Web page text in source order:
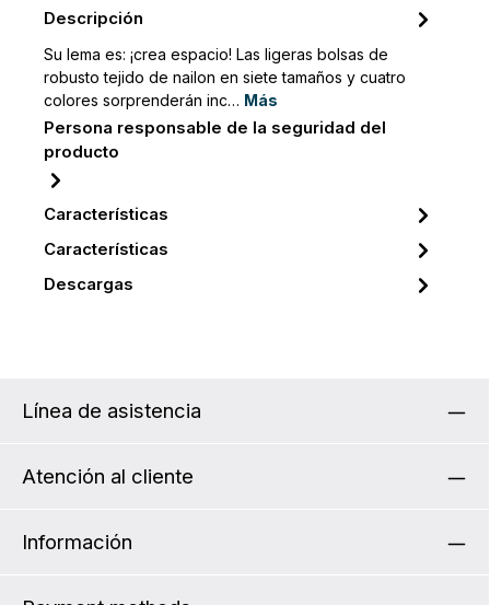
Descripción
Su lema es: ¡crea espacio! Las ligeras bolsas de
robusto tejido de nailon en siete tamaños y cuatro
colores sorprenderán inc… Más
Persona responsable de la seguridad del
producto
Características
Características
Descargas
Línea de asistencia
Atención al cliente
Información